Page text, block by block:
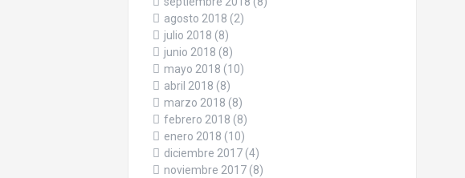
agosto 2018 (2)
julio 2018 (8)
junio 2018 (8)
mayo 2018 (10)
abril 2018 (8)
marzo 2018 (8)
febrero 2018 (8)
enero 2018 (10)
diciembre 2017(4)
noviembre 2017(8)